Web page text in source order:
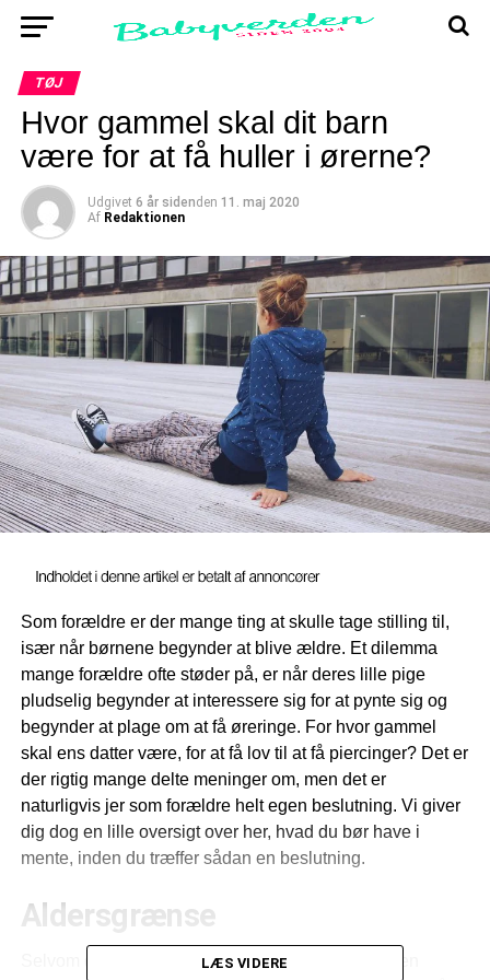
TØJ
Hvor gammel skal dit barn
være for at få huller i ørerne?
Udgivet 6 år sidenden 11. maj 2020
Af Redaktionen
Som forældre er der mange ting at skulle tage stilling til,
især når børnene begynder at blive ældre. Et dilemma
mange forældre ofte støder på, er når deres lille pige
pludselig begynder at interessere sig for at pynte sig og
begynder at plage om at få øreringe. For hvor gammel
skal ens datter være, for at få lov til at få piercinger? Det er
der rigtig mange delte meninger om, men det er
naturligvis jer som forældre helt egen beslutning. Vi giver
dig dog en lille oversigt over her, hvad du bør have i
mente, inden du træffer sådan en beslutning.
Aldersgrænse
Selvom det naturligvis er jer som forældre helt egen
LÆS VIDERE